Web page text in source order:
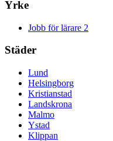
Yrke
Jobb för lärare 2
Städer
Lund
Helsingborg
Kristianstad
Landskrona
Malmo
Ystad
Klippan